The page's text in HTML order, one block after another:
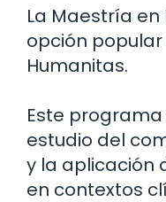
La Maestría
opción popular
Humanitas.
Este
estudio del
y la aplicación
en contextos